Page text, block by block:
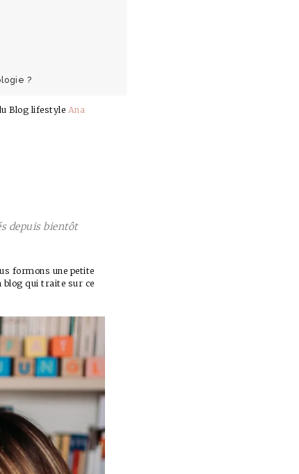
?
Blog lifestyle Ana
depuis bientôt
formons une petite
blog qui traite sur ce